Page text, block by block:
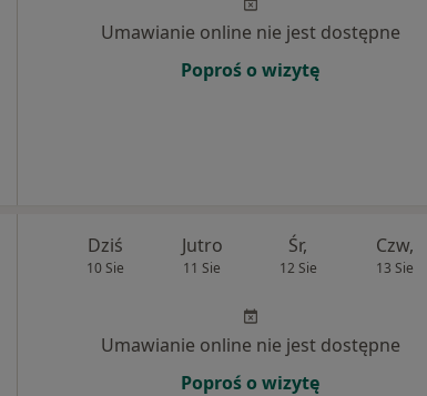
Umawianie online nie jest dostępne
Poproś o wizytę
Dziś
10 Sie
Jutro
11 Sie
Śr,
12 Sie
Czw,
13 Sie
Umawianie online nie jest dostępne
Poproś o wizytę